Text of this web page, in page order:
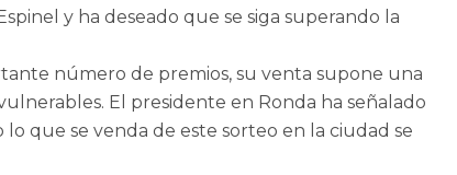
y ha deseado que se siga superando la
número de premios, su venta supone una
El presidente en Ronda ha señalado
que se venda de este sorteo en la ciudad se